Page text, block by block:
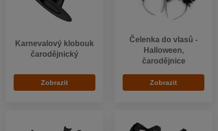
Karnevalový klobouk
čarodějnický
Zobrazit
Čelenka do vlasů -
Halloween,
čarodějnice
Zobrazit